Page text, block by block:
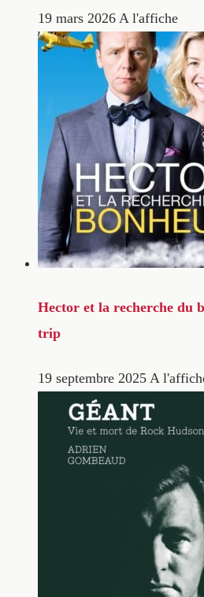
19 mars 2026 A l'affiche
Hector et la recherche du
trip
19 septembre 2025 A